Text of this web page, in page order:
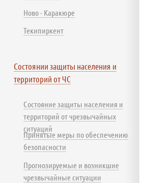
Ново - Каракюре
Текипиркент
Состоянии защиты населения и
территорий от ЧС
Состояние защиты населения и
территорий от чрезвычайных
ситуаций
Принятые меры по обеспечению
безопасности
Прогнозируемые и возникшие
чрезвычайные ситуации